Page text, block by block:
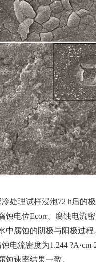
处理试样浸泡72 h后的
蚀电位Ecorr、腐蚀电流
中腐蚀的阴极与阳极过
电流密度为1.244
蚀速率结果一致。